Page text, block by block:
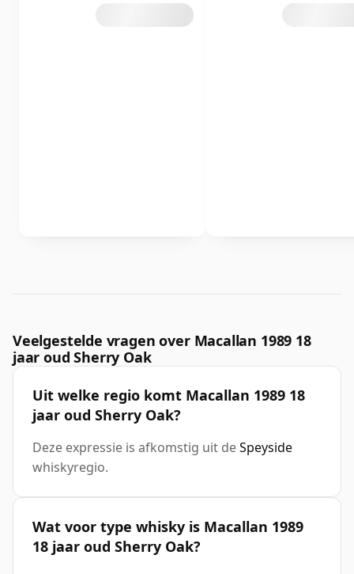
Veelgestelde vragen over Macallan 1989 18
jaar oud Sherry Oak
Uit welke regio komt Macallan 1989 18
jaar oud Sherry Oak?
Deze expressie is afkomstig uit deSpeyside
whiskyregio.
Wat voor type whisky is Macallan 1989
18 jaar oud Sherry Oak?